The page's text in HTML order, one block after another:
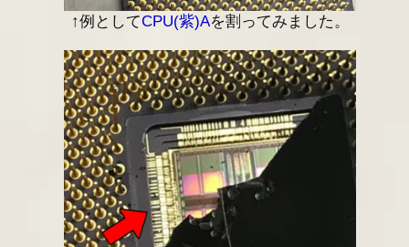
↑例としてCPU(紫)Aを割ってみました。